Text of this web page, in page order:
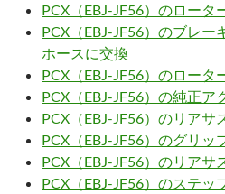
PCX（EBJ-JF56）のロータ
PCX（EBJ-JF56）のブレー
ホースに交換
PCX（EBJ-JF56）のロー
PCX（EBJ-JF56）の純正ア
PCX（EBJ-JF56）のリアサ
PCX（EBJ-JF56）のグリッ
PCX（EBJ-JF56）のリア
PCX（EBJ-JF56）のステッ